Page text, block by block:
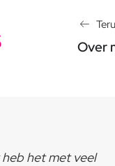
Over
het met veel